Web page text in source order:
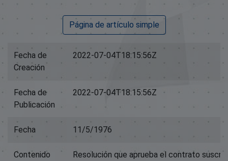
Página de artículo simple
Fecha de
Creación
2022-07-04T18:15:56Z
Fecha de
Publicación
2022-07-04T18:15:56Z
Fecha 11/5/1976
Contenido
Resolución que aprueba el contrato